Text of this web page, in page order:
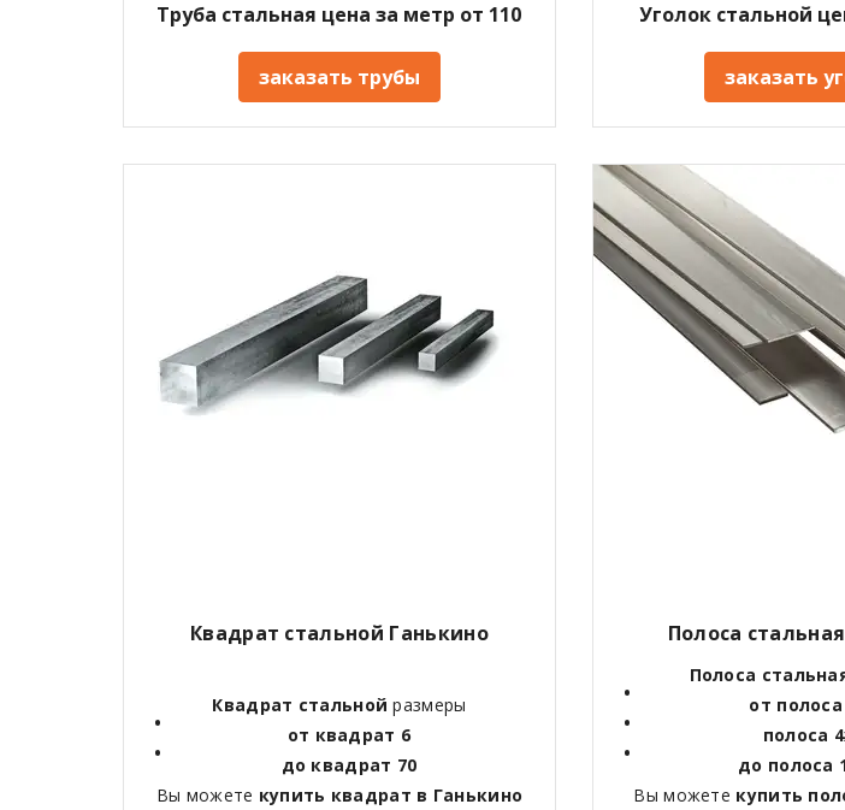
Труба стальная цена за метр от 110
заказать трубы
Уголок стальной
заказать
Квадрат стальной Ганькино
Квадрат стальной размеры
от квадрат 6
до квадрат 70
Вы можете купить квадрат в Ганькино
Полоса
Полоса
от полоса
полоса
до полоса
Вы можете купить